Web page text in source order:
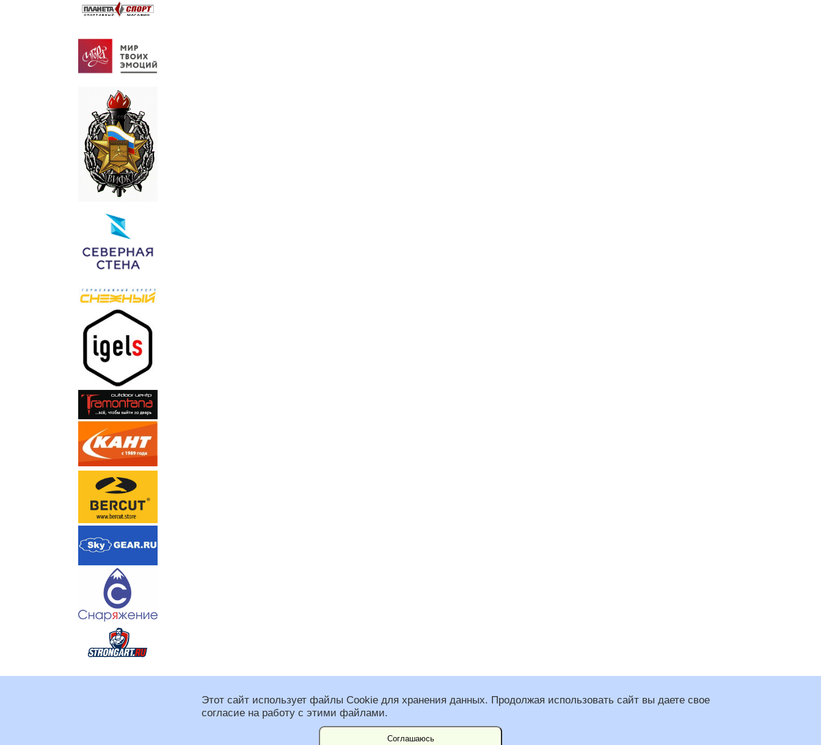
Региональная спортивная общественная организация “Федерация альпинизма Санкт-Петербурга”
При оформлении сайта использованы фото Константина Воробьева.
Этот сайт использует файлы Cookie для хранения данных. Продолжая использовать сайт вы даете свое
согласие на работу с этими файлами.
Соглашаюсь